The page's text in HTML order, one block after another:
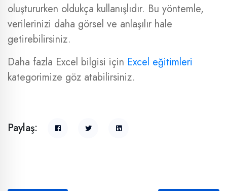
oluştururken oldukça kullanışlıdır. Bu yöntemle,
verilerinizi daha görsel ve anlaşılır hale
getirebilirsiniz.
Daha fazla Excel bilgisi için Excel eğitimleri
kategorimize göz atabilirsiniz.
Paylaş: